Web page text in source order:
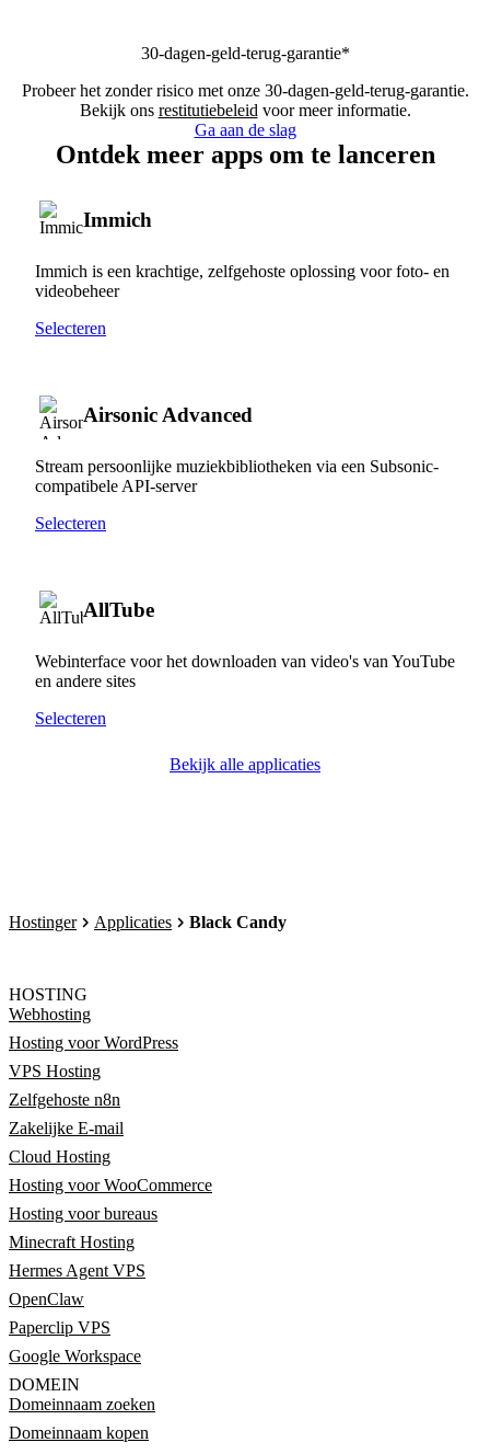
30-dagen-geld-terug-garantie*
Probeer het zonder risico met onze 30-dagen-geld-terug-garantie.
Bekijk ons restitutiebeleid voor meer informatie.
Ga aan de slag
Ontdek meer apps om te lanceren
Immich
Immich is een krachtige, zelfgehoste oplossing voor foto- en
videobeheer
Selecteren
Airsonic Advanced
Stream persoonlijke muziekbibliotheken via een Subsonic-
compatibele API-server
Selecteren
AllTube
Webinterface voor het downloaden van video's van YouTube
en andere sites
Selecteren
Bekijk alle applicaties
Hostinger Applicaties Black Candy
HOSTING
Webhosting
Hosting voor WordPress
VPS Hosting
Zelfgehoste n8n
Zakelijke E-mail
Cloud Hosting
Hosting voor WooCommerce
Hosting voor bureaus
Minecraft Hosting
Hermes Agent VPS
OpenClaw
Paperclip VPS
Google Workspace
DOMEIN
Domeinnaam zoeken
Domeinnaam kopen